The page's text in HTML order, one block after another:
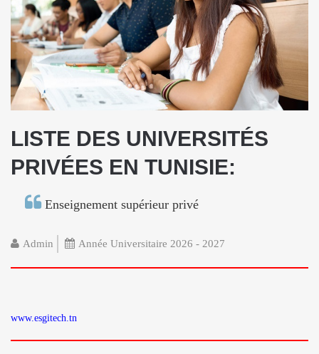
LISTE DES UNIVERSITÉS
PRIVÉES EN TUNISIE:
Enseignement supérieur privé
Admin Année Universitaire 2026 - 2027
www.esgitech.tn